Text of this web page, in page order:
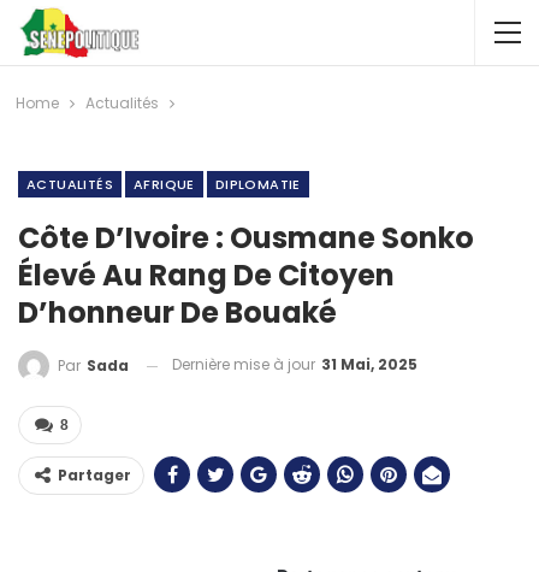
Home Actualités
ACTUALITÉS AFRIQUE DIPLOMATIE
Côte D’Ivoire : Ousmane Sonko
Élevé Au Rang De Citoyen
D’honneur De Bouaké
Par Sada Dernière mise à jour 31 Mai, 2025
8
Partager